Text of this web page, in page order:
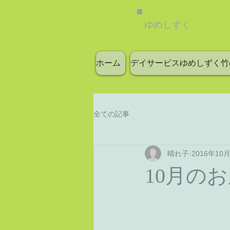
ゆめしずく
ホーム デイサービスゆめしずく
全ての記事
10月の
晴れ子 2016年10